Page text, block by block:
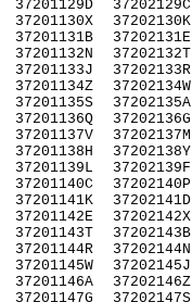
37201129D
37201130X
37201131B
37201132N
37201133J
37201134Z
37201135S
37201136Q
37201137V
37201138H
37201139L
37201140C
37201141K
37201142E
37201143T
37201144R
37201145W
37201146A
37201147G
37202129C
37202130K
37202131E
37202132T
37202133R
37202134W
37202135A
37202136G
37202137M
37202138Y
37202139F
37202140P
37202141D
37202142X
37202143B
37202144N
37202145J
37202146Z
37202147S